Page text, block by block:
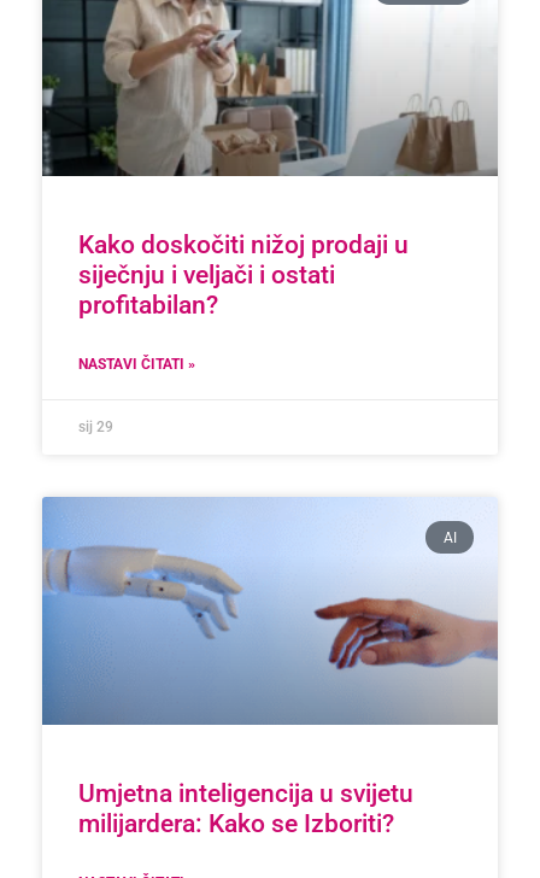
Kako doskočiti nižoj prodaji u
siječnju i veljači i ostati
profitabilan?
NASTAVI ČITATI »
sij 29
AI
Umjetna inteligencija u svijetu
milijardera: Kako se Izboriti?